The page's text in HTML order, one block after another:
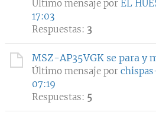
Último mensaje por EL
17:03
Respuestas: 3
MSZ-AP35VGK se para y
Último mensaje por
07:19
Respuestas: 5